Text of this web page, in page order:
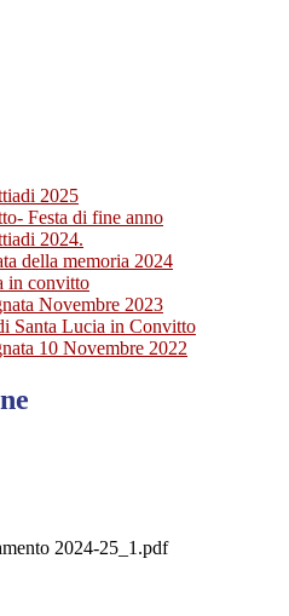
2025
Festa di fine anno
2024.
della memoria 2024
in convitto
Novembre 2023
Santa Lucia in Convitto
10 Novembre 2022
2024-25_1.pdf